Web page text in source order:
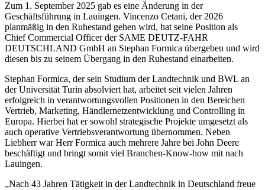
Zum 1. September 2025 gab es eine Änderung in der
Geschäftsführung in Lauingen. Vincenzo Cetani, der 2026
planmäßig in den Ruhestand gehen wird, hat seine Position als
Chief Commercial Officer der SAME DEUTZ-FAHR
DEUTSCHLAND GmbH an Stephan Formica übergeben und wird
diesen bis zu seinem Übergang in den Ruhestand einarbeiten.
Stephan Formica, der sein Studium der Landtechnik und BWL an
der Universität Turin absolviert hat, arbeitet seit vielen Jahren
erfolgreich in verantwortungsvollen Positionen in den Bereichen
Vertrieb, Marketing, Händlernetzentwicklung und Controlling in
Europa. Hierbei hat er sowohl strategische Projekte umgesetzt als
auch operative Vertriebsverantwortung übernommen. Neben
Liebherr war Herr Formica auch mehrere Jahre bei John Deere
beschäftigt und bringt somit viel Branchen-Know-how mit nach
Lauingen.
„Nach 43 Jahren Tätigkeit in der Landtechnik in Deutschland freue